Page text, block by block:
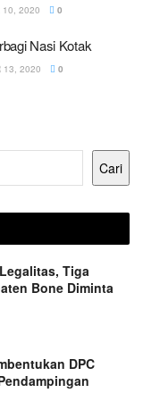
10, 2020 0
Nasi Kotak
13, 2020 0
Cari
Tiga
Bone Diminta
DPC